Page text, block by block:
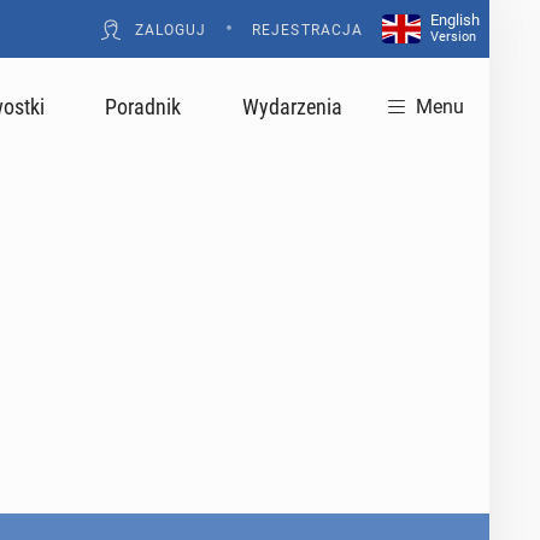
ZALOGUJ • REJESTRACJA
English
Version
Poradnik Wydarzenia Menu